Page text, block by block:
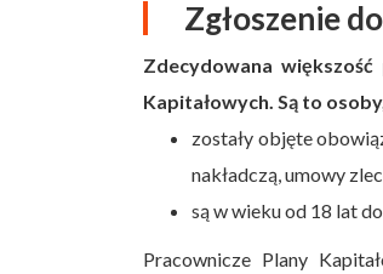
Zgłoszenie
Zdecydowana
Kapitałowych. Są to
zostały objęte
nakładczą, umowy
są w wieku od 18 lat
Pracownicze Plany